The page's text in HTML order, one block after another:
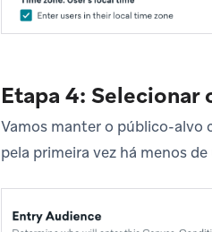
Etapa 4: Selecionar
Vamos manter o público-alvo
pela primeira vez há menos de